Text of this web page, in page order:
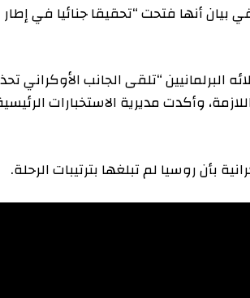
أنها فتحت “تحقيقا جنائيا في إطار عمل
“تلقى الجانب الأوكراني تحذيرا
وأكدت مديرية الاستخبارات الرئيسية
روسيا لم تبلغها بترتيبات الرحلة.